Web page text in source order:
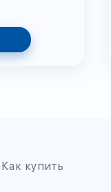
Как купить